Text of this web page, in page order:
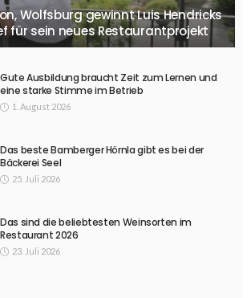
Wolfsburg gewinnt Luis Hendricks
für sein neues Restaurantprojekt
Gute Ausbildung braucht Zeit zum Lernen und
eine starke Stimme im Betrieb
1. August 2026
Das beste Bamberger Hörnla gibt es bei der
Bäckerei Seel
25. Juli 2026
Das sind die beliebtesten Weinsorten im
Restaurant 2026
23. Juli 2026